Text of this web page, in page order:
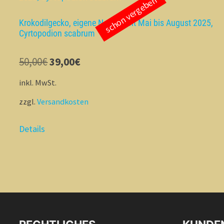
Krokodilgecko, eigene Nachzucht Mai bis August 2025,
Cyrtopodion scabrum
50,00€Ursprünglicher
Preis
war:
39,00€Aktueller
inkl. MwSt.
zzgl.Versandkosten
Details
schon vergeben